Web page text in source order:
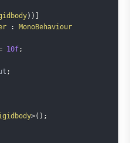
) )
:
MonoBehaviour
10f;
;
>( ) ;